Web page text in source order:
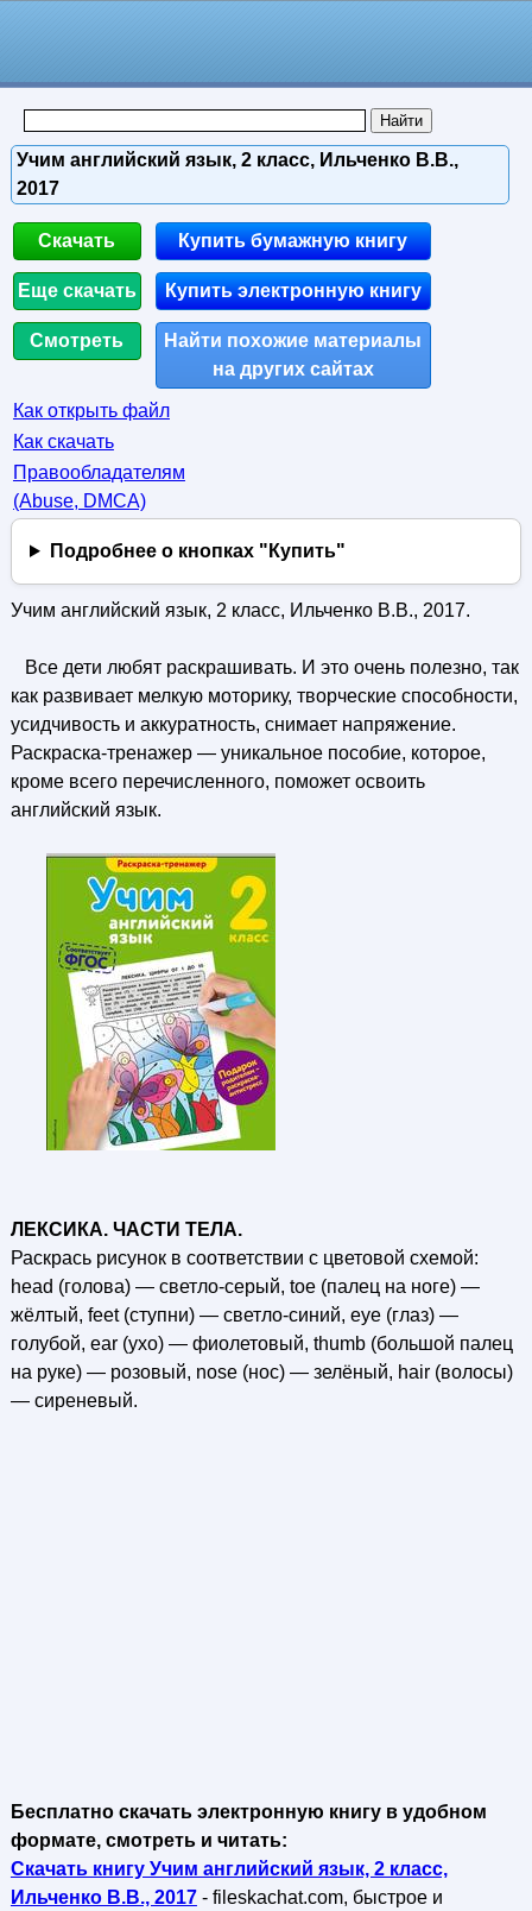
Учим английский язык, 2 класс, Ильченко В.В.,
2017
Скачать
Еще скачать
Смотреть
Купить бумажную книгу
Купить электронную книгу
Найти похожие материалы
на других сайтах
Как открыть файл
Как скачать
Правообладателям
(Abuse, DMСA)
Подробнее о кнопках "Купить"
Учим английский язык, 2 класс, Ильченко В.В., 2017.
Все дети любят раскрашивать. И это очень полезно, так
как развивает мелкую моторику, творческие способности,
усидчивость и аккуратность, снимает напряжение.
Раскраска-тренажер — уникальное пособие, которое,
кроме всего перечисленного, поможет освоить
английский язык.
ЛЕКСИКА. ЧАСТИ ТЕЛА.
Раскрась рисунок в соответствии с цветовой схемой:
head (голова) — светло-серый, toe (палец на ноге) —
жёлтый, feet (ступни) — светло-синий, eye (глаз) —
голубой, ear (ухо) — фиолетовый, thumb (большой палец
на руке) — розовый, nose (нос) — зелёный, hair (волосы)
— сиреневый.
Бесплатно скачать электронную книгу в удобном
формате, смотреть и читать:
Скачать книгу Учим английский язык, 2 класс,
Ильченко В.В., 2017- fileskachat.com, быстрое и